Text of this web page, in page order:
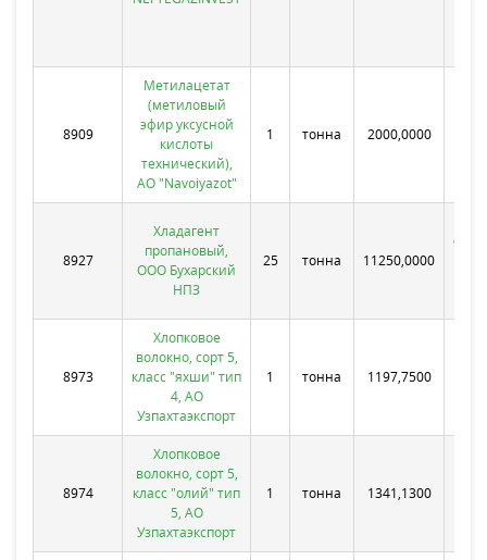
8909
Метилацетат
(метиловый
эфир уксусной
кислоты
технический),
АО "Navoiyazot"
1 тонна 2000,0000
8927
Хладагент
пропановый,
ООО Бухарский
НПЗ
25 тонна 11250,0000
8973
Хлопковое
волокно, сорт 5,
класс "яхши" тип
4, АО
Узпахтаэкспорт
1 тонна 1197,7500
8974
Хлопковое
волокно, сорт 5,
класс "олий" тип
5, АО
Узпахтаэкспорт
1 тонна 1341,1300